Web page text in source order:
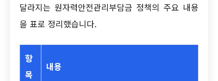
달라지는 원자력안전관리부담금 정책의 주요 내용
을 표로 정리했습니다.
항
목
내용